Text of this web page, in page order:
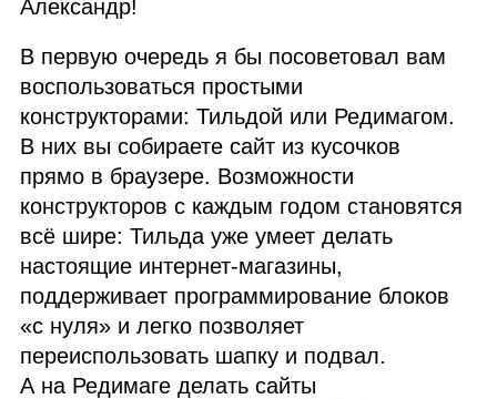
Александр!
В первую очередь я бы посоветовал вам
воспользоваться простыми
конструкторами: Тильдой или Редимагом.
В них вы собираете сайт из кусочков
прямо в браузере. Возможности
конструкторов с каждым годом становятся
всё шире: Тильда уже умеет делать
настоящие интернет‑магазины,
поддерживает программирование блоков
«с нуля» и легко позволяет
переиспользовать шапку и подвал.
А на Редимаге делать сайты